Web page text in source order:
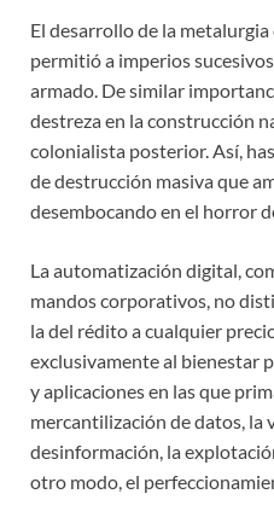
El desarrollo de la
permitió a imperios
armado. De similar
destreza en la construcción
colonialista posterior. Así,
de destrucción masiva que
desembocando en el horror
La automatización digital,
mandos corporativos, no
la del rédito a cualquier
exclusivamente al bienestar
y aplicaciones en las que
mercantilización de datos, la
desinformación, la
otro modo, el